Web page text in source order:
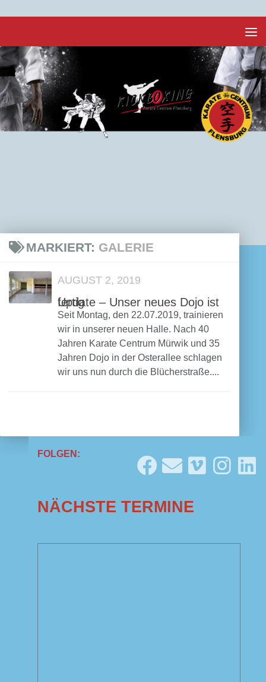
Unter dem Inhalt
MARKIERT: GALERIE
AUGUST 2, 2019
Update – Unser neues Dojo ist fertig
Seit Montag, den 22.07.2019, trainieren
wir in unserer neuen Halle. Nach 40
Jahren Karate Centrum Mürwik und 35
Jahren Dojo in der Osterallee schlagen
wir uns nun durch die Blücherstraße....
FOLGEN:
NÄCHSTE TERMINE